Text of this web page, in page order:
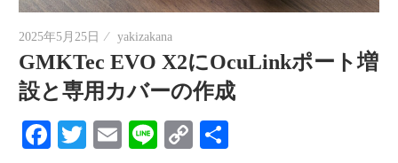
2025年5月25日 yakizakana
GMKTec EVO X2にOcuLinkポート増
設と専用カバーの作成
Facebook
Twitter
EmailLineCopy